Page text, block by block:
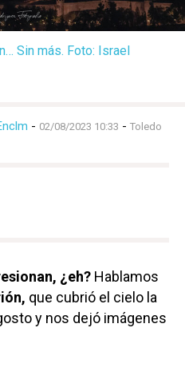
Sin más. Foto: Israel
- 02/08/2023 10:33 - Toledo
¿eh? Hablamos
que cubrió el cielo la
y nos dejó imágenes